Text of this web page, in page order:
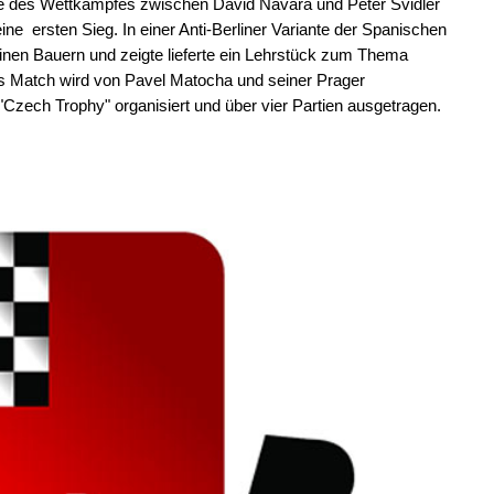
ersten Sieg. In einer Anti-Berliner Variante der Spanischen
Bauern und zeigte lieferte ein Lehrstück zum Thema
Match wird von Pavel Matocha und seiner Prager
Trophy" organisiert und über vier Partien ausgetragen.